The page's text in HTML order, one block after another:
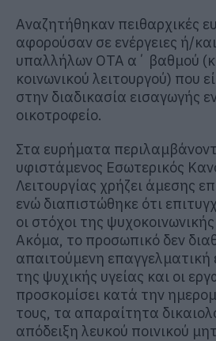
Αναζητήθηκαν πειθαρχικές
αφορούσαν σε ενέργειες ή/
υπαλλήλων ΟΤΑ α΄ βαθμού
κοινωνικού λειτουργού) που
στην διαδικασία εισαγωγής
οικοτροφείο.
Στα ευρήματα
υφιστάμενος Εσωτερικός
Λειτουργίας χρήζει άμεσης
ενώ διαπιστώθηκε ότι
οι στόχοι της
Ακόμα, το προσωπικό δεν
απαιτούμενη επαγγελματική
της ψυχικής υγείας και οι
προσκομίσει κατά την
τους, τα απαραίτητα
απόδειξη λευκού ποινικού